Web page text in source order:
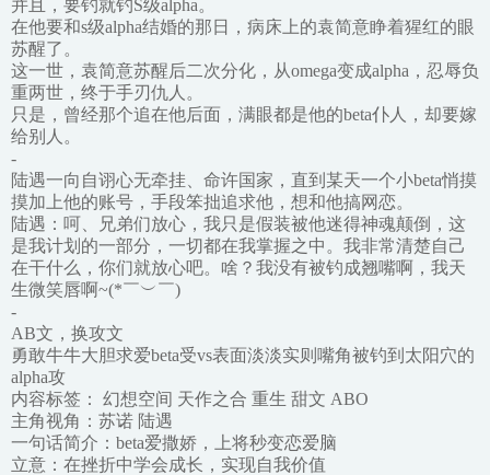
并且，要钓就钓S级alpha。
在他要和s级alpha结婚的那日，病床上的袁简意睁着猩红的眼
苏醒了。
这一世，袁简意苏醒后二次分化，从omega变成alpha，忍辱负
重两世，终于手刃仇人。
只是，曾经那个追在他后面，满眼都是他的beta仆人，却要嫁
给别人。
-
陆遇一向自诩心无牵挂、命许国家，直到某天一个小beta悄摸
摸加上他的账号，手段笨拙追求他，想和他搞网恋。
陆遇：呵、兄弟们放心，我只是假装被他迷得神魂颠倒，这
是我计划的一部分，一切都在我掌握之中。我非常清楚自己
在干什么，你们就放心吧。啥？我没有被钓成翘嘴啊，我天
生微笑唇啊~(*￣︶￣)
-
AB文，换攻文
勇敢牛牛大胆求爱beta受vs表面淡淡实则嘴角被钓到太阳穴的
alpha攻
内容标签： 幻想空间 天作之合 重生 甜文 ABO
主角视角：苏诺 陆遇
一句话简介：beta爱撒娇，上将秒变恋爱脑
立意：在挫折中学会成长，实现自我价值